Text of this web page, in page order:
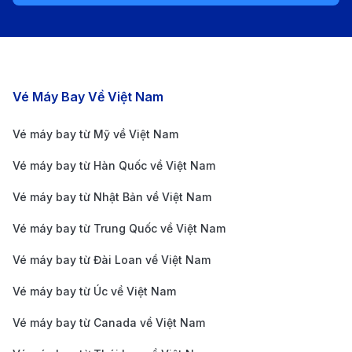
hãng vẫn cung cấp hành trình nối chuyến qua
khách muốn kết hợp du lịch tại Thái Lan trước khi
sang Việt Nam.
Thai AirAsia:Hãng hàng không giá rẻ của Thái
Lan cũng khai thác tuyến bay Siem Reap –
bay thẳng, nhưng đây là lựa chọn phổ biến nhờ giá
vé rẻ và lịch trình linh hoạt.
Cập nhật giá vé máy bay từ Siem
Reap đi TP. Hồ Chí Minh
Các chặng bay nổi bật
Vé Máy Bay Về Việt Nam
Vé máy bay từ Mỹ về Việt Nam
Vé máy bay từ Hàn Quốc về Việt Nam
Vé máy bay từ Nhật Bản về Việt Nam
Vé máy bay từ Trung Quốc về Việt Nam
Vé máy bay từ Đài Loan về Việt Nam
Vé máy bay từ Úc về Việt Nam
Vé máy bay từ Canada về Việt Nam